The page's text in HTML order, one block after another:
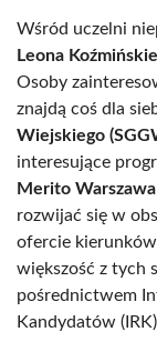
Wśród uczelni
Leona
Osoby
znajdą coś dla
Wiejskiego
interesujące
Merito Warszawa
rozwijać się w
ofercie
większość z tych
pośrednictwem
Kandydatów